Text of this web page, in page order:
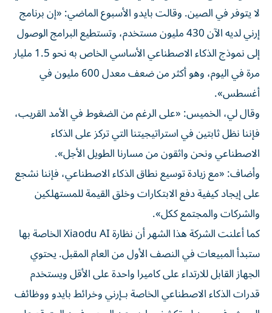
لا يتوفر في الصين. وقالت بايدو الأسبوع الماضي: «إن برنامج
إرني لديه الآن 430 مليون مستخدم، وتستطيع البرامج الوصول
إلى نموذج الذكاء الاصطناعي الأساسي الخاص به نحو 1.5 مليار
مرة في اليوم، وهو أكثر من ضعف معدل 600 مليون في
أغسطس».
وقال لي، الخميس: «على الرغم من الضغوط في الأمد القريب،
فإننا نظل ثابتين في استراتيجيتنا التي تركز على الذكاء
الاصطناعي ونحن واثقون من مسارنا الطويل الأجل».
وأضاف: «مع زيادة توسيع نطاق الذكاء الاصطناعي، فإننا نشجع
على إيجاد كيفية دفع الابتكارات وخلق القيمة للمستهلكين
والشركات والمجتمع ككل».
كما أعلنت الشركة هذا الشهر أن نظارة Xiaodu AI الخاصة بها
ستبدأ المبيعات في النصف الأول من العام المقبل. يحتوي
الجهاز القابل للارتداء على كاميرا واحدة على الأقل ويستخدم
قدرات الذكاء الاصطناعي الخاصة بـإرني وخرائط بايدو ووظائف